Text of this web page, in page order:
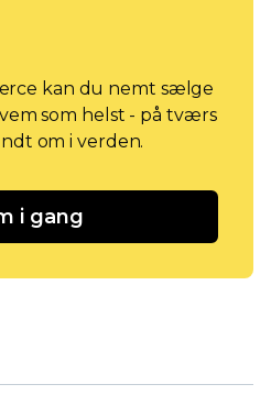
kan du nemt sælge
som helst - på tværs
om i verden.
i gang